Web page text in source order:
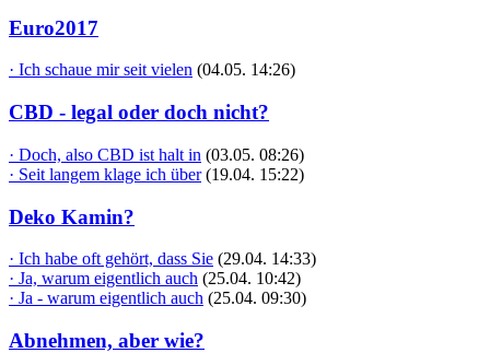
Euro2017
· Ich schaue mir seit vielen (04.05. 14:26)
CBD - legal oder doch nicht?
· Doch, also CBD ist halt in (03.05. 08:26)
· Seit langem klage ich über (19.04. 15:22)
Deko Kamin?
· Ich habe oft gehört, dass Sie (29.04. 14:33)
· Ja, warum eigentlich auch (25.04. 10:42)
· Ja - warum eigentlich auch (25.04. 09:30)
Abnehmen, aber wie?